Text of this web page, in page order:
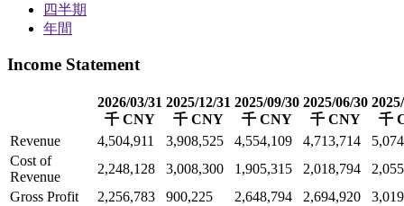
四半期
年間
Income Statement
2026/03/31
千 CNY
2025/12/31
千 CNY
2025/09/30
千 CNY
2025/06/30
千 CNY
千
Revenue
4,504,911 3,908,525 4,554,109 4,713,714
Cost of
Revenue
2,248,128 3,008,300 1,905,315 2,018,794
Gross Profit
2,256,783 900,225 2,648,794 2,694,920